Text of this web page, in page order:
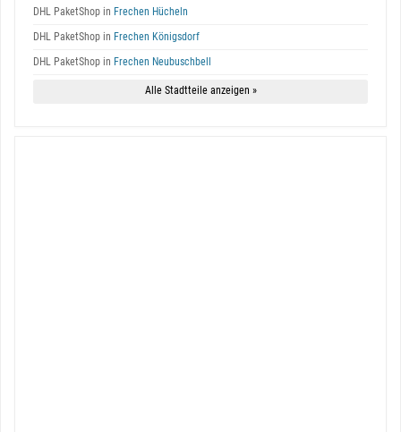
DHL PaketShop in Frechen Hücheln
DHL PaketShop in Frechen Königsdorf
DHL PaketShop in Frechen Neubuschbell
Alle Stadtteile anzeigen »